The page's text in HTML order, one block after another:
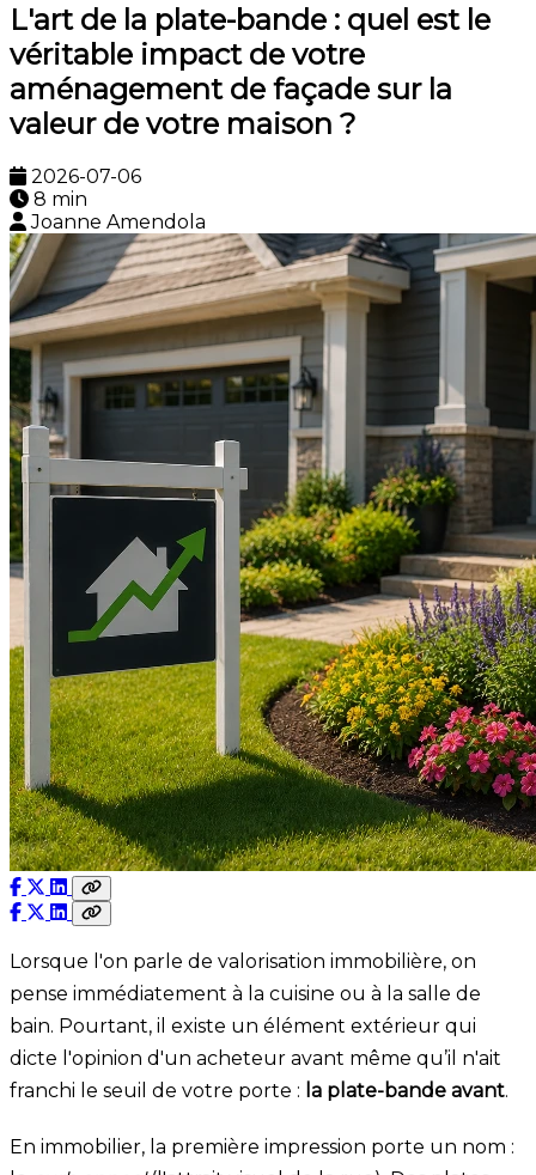
L'art de la plate-bande : quel est le
véritable impact de votre
aménagement de façade sur la
valeur de votre maison ?
2026-07-06
8 min
Joanne Amendola
Lorsque l'on parle de valorisation immobilière, on
pense immédiatement à la cuisine ou à la salle de
bain. Pourtant, il existe un élément extérieur qui
dicte l'opinion d'un acheteur avant même qu’il n'ait
franchi le seuil de votre porte : la plate-bande avant.
En immobilier, la première impression porte un nom :